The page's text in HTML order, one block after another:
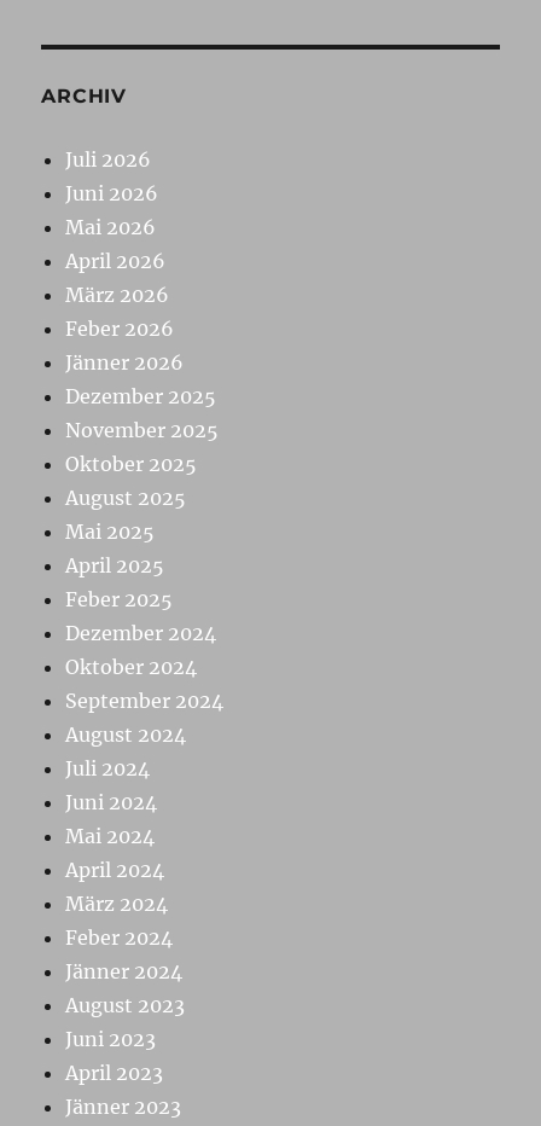
ARCHIV
Juli 2026
Juni 2026
Mai 2026
April 2026
März 2026
Feber 2026
Jänner 2026
Dezember 2025
November 2025
Oktober 2025
August 2025
Mai 2025
April 2025
Feber 2025
Dezember 2024
Oktober 2024
September 2024
August 2024
Juli 2024
Juni 2024
Mai 2024
April 2024
März 2024
Feber 2024
Jänner 2024
August 2023
Juni 2023
April 2023
Jänner 2023